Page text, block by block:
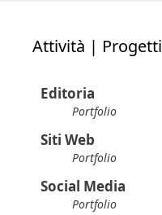
Attività | Progetti
Editoria
Portfolio
Siti Web
Portfolio
Social Media
Portfolio